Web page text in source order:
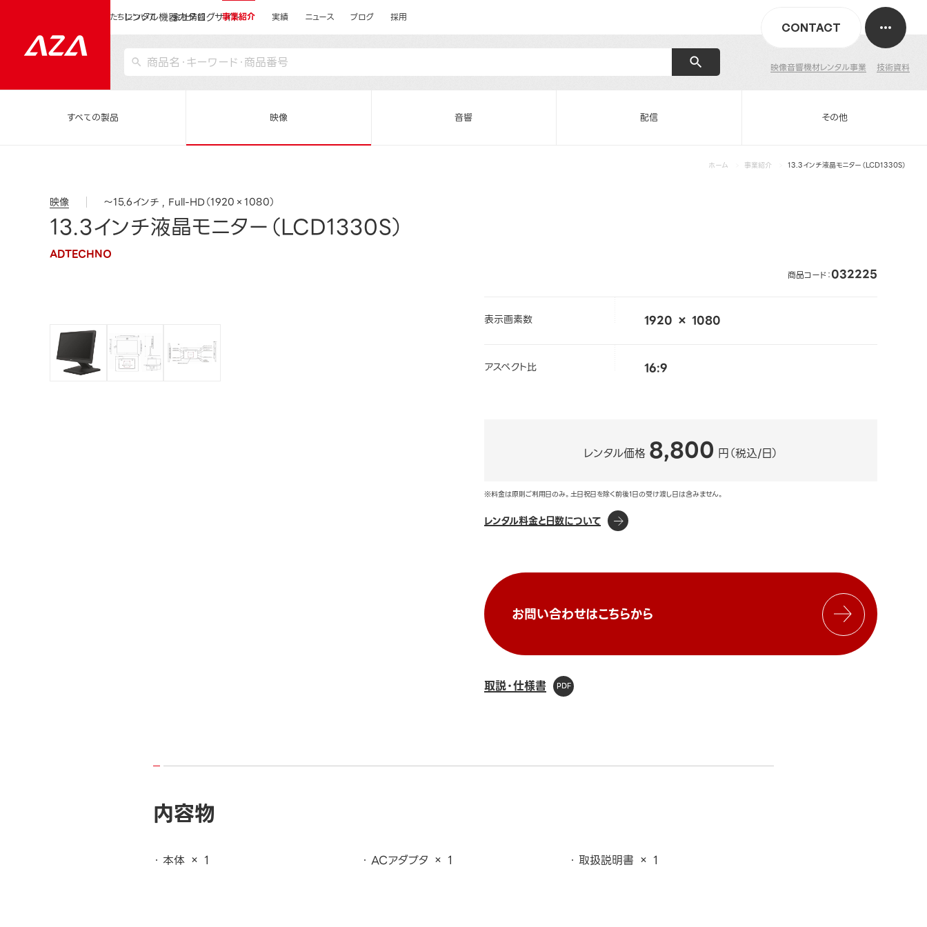
レンタル機器カタログサイト
映像音響機材レンタル事業 技術資料
CONTACT
私たちについて 会社情報 事業紹介 実績 ニュース ブログ 採用
すべての製品 映像 音響 配信 その他
ホーム 事業紹介 13.3インチ液晶モニター（LCD1330S）
映像 ～15.6インチ Full-HD（1920×1080）
13.3インチ液晶モニター（LCD1330S）
ADTECHNO
商品コード：032225
表示画素数 1920 × 1080
アスペクト比 16:9
レンタル価格 8,800 円（税込/日）
※料金は原則ご利用日のみ。土日祝日を除く前後1日の受け渡し日は含みません。
レンタル料金と日数について
お問い合わせはこちらから
取説・仕様書
内容物
本体 × 1 ACアダプタ × 1 取扱説明書 × 1